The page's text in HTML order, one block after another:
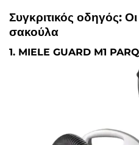
Συγκριτικός οδηγός:
σακούλα
1. MIELE GUARD M1